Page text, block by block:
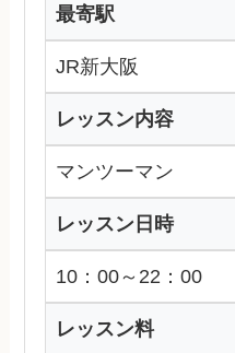
最寄駅
JR新大阪
レッスン内容
マンツーマン
レッスン日時
10：00～22：00
レッスン料